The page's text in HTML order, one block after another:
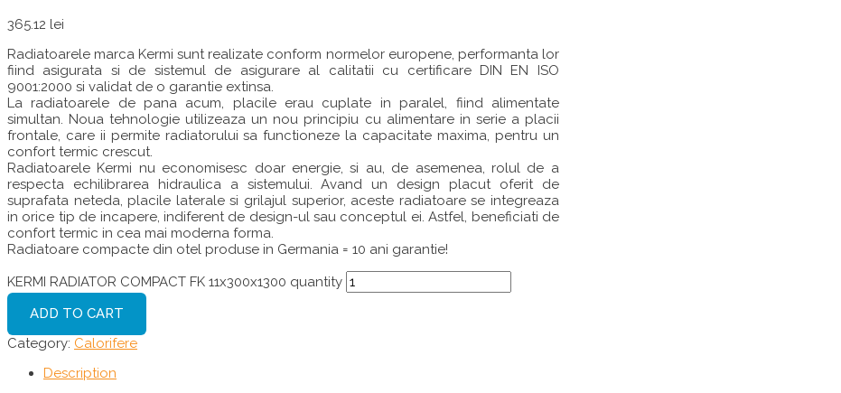
365.12 lei
Radiatoarele marca Kermi sunt realizate conform normelor europene, performanta lor
fiind asigurata si de sistemul de asigurare al calitatii cu certificare DIN EN ISO
9001:2000 si validat de o garantie extinsa.
La radiatoarele de pana acum, placile erau cuplate in paralel, fiind alimentate
simultan. Noua tehnologie utilizeaza un nou principiu cu alimentare in serie a placii
frontale, care ii permite radiatorului sa functioneze la capacitate maxima, pentru un
confort termic crescut.
Radiatoarele Kermi nu economisesc doar energie, si au, de asemenea, rolul de a
respecta echilibrarea hidraulica a sistemului. Avand un design placut oferit de
suprafata neteda, placile laterale si grilajul superior, aceste radiatoare se integreaza
in orice tip de incapere, indiferent de design-ul sau conceptul ei. Astfel, beneficiati de
confort termic in cea mai moderna forma.
Radiatoare compacte din otel produse in Germania = 10 ani garantie!
KERMI RADIATOR COMPACT FK 11x300x1300 quantity
ADD TO CART
Category: Calorifere
Description